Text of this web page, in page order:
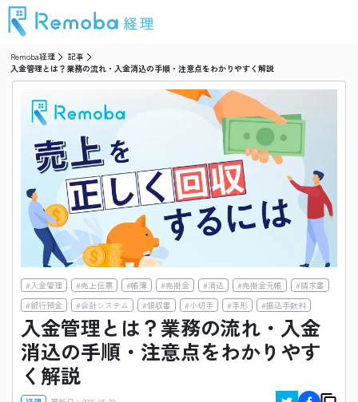
Remoba経理
記事
入金管理とは？業務の流れ・入金消込の手順・注意点をわかりやすく解説
#入金管理 #売上伝票 #帳簿 #売掛金 #消込 #売掛金元帳 #請求書
#銀行預金 #会計システム #領収書 #小切手 #手形 #振込手数料
入金管理とは？業務の流れ・入金
消込の手順・注意点をわかりやす
く解説